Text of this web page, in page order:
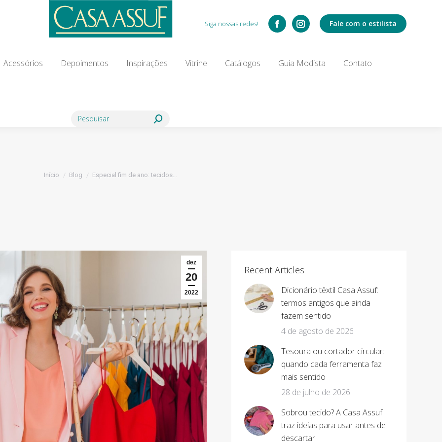
Siga nossas redes! Fale com o estilista
Acessórios Depoimentos Inspirações Vitrine Catálogos Guia Modista Contato
Search:
Você está aqui:
Início Blog Especial fim de ano: tecidos…
dez
20
2022
Recent Articles
Dicionário têxtil Casa Assuf:
termos antigos que ainda
fazem sentido
4 de agosto de 2026
Tesoura ou cortador circular:
quando cada ferramenta faz
mais sentido
28 de julho de 2026
Sobrou tecido? A Casa Assuf
traz ideias para usar antes de
descartar
Depoimentos Inspirações
Search: